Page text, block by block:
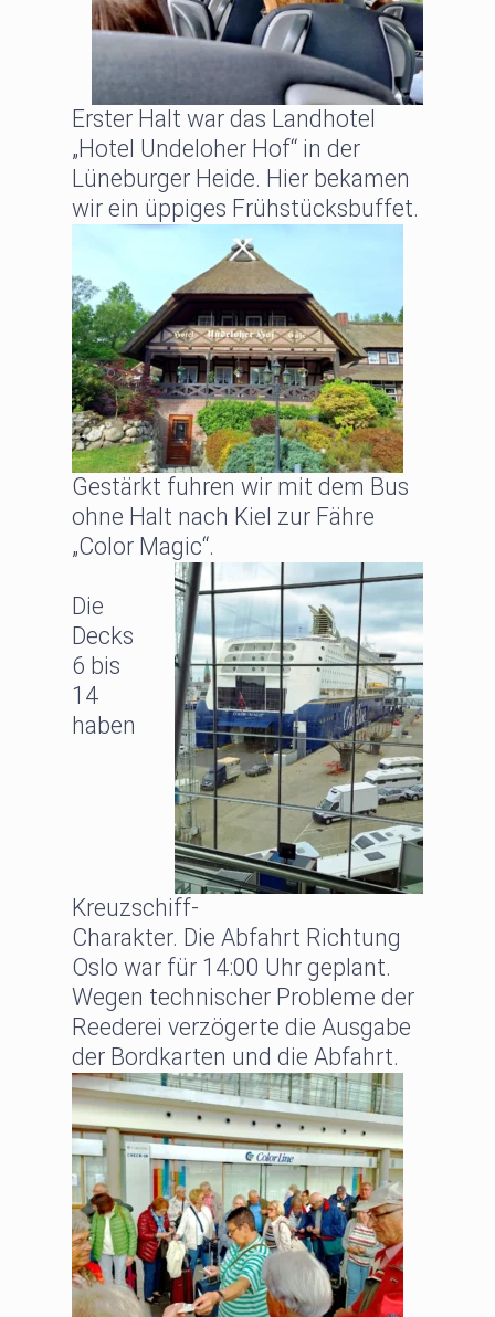
Erster Halt war das Landhotel
„Hotel Undeloher Hof“ in der
Lüneburger Heide. Hier bekamen
wir ein üppiges Frühstücksbuffet.
Gestärkt fuhren wir mit dem Bus
ohne Halt nach Kiel zur Fähre
„Color Magic“.
Die
Decks
6 bis
14
haben
Kreuzschiff-
Charakter. Die Abfahrt Richtung
Oslo war für 14:00 Uhr geplant.
Wegen technischer Probleme der
Reederei verzögerte die Ausgabe
der Bordkarten und die Abfahrt.